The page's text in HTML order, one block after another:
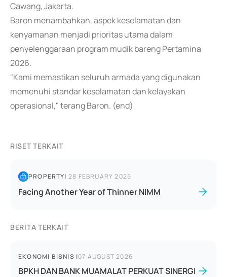
Cawang, Jakarta.
Baron menambahkan, aspek keselamatan dan
kenyamanan menjadi prioritas utama dalam
penyelenggaraan program mudik bareng Pertamina
2026.
"Kami memastikan seluruh armada yang digunakan
memenuhi standar keselamatan dan kelayakan
operasional," terang Baron. (end)
RISET TERKAIT
PROPERTY|28 FEBRUARY 2025
Facing Another Year of Thinner NIMM
BERITA TERKAIT
EKONOMI BISNIS |07 AUGUST 2026
BPKH DAN BANK MUAMALAT PERKUAT SINERGI